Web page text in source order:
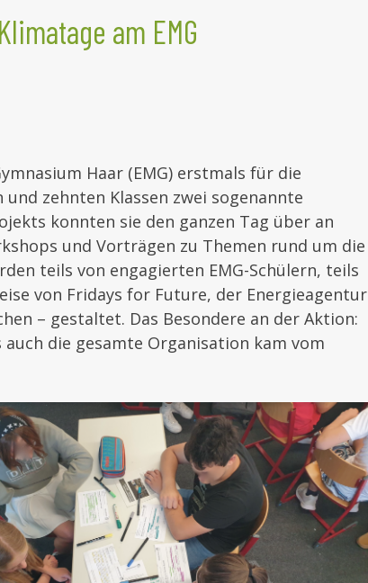
am EMG
Haar (EMG) erstmals für die
zehnten Klassen zwei sogenannte
konnten sie den ganzen Tag über an
und Vorträgen zu Themen rund um die
teils von engagierten EMG-Schülern, teils
von Fridays for Future, der Energieagentur
– gestaltet. Das Besondere an der Aktion:
die gesamte Organisation kam vom